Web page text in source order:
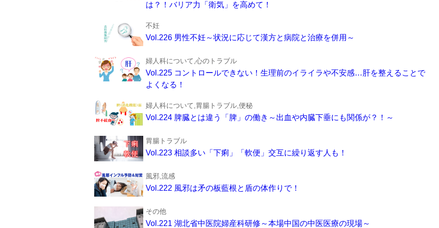
は？！バリア力「衛気」を高めて！
不妊
Vol.226 男性不妊～状況に応じて漢方と病院と治療を併用～
婦人科について,心のトラブル
Vol.225 コントロールできない！生理前のイライラや不安感…肝を整えることで
よくなる！
婦人科について,胃腸トラブル,便秘
Vol.224 脾臓とは違う「脾」の働き～出血や内臓下垂にも関係が？！～
胃腸トラブル
Vol.223 相談多い「下痢」「軟便」交互に繰り返す人も！
風邪,流感
Vol.222 風邪は矛の板藍根と盾の体作りで！
その他
Vol.221 湖北省中医院婦産科研修～本場中国の中医医療の現場～